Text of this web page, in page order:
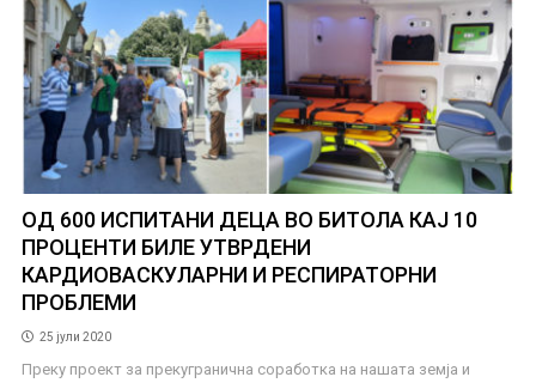
ОД 600 ИСПИТАНИ ДЕЦА ВО БИТОЛА КАЈ 10
ПРОЦЕНТИ БИЛЕ УТВРДЕНИ
КАРДИОВАСКУЛАРНИ И РЕСПИРАТОРНИ
ПРОБЛЕМИ
25 јули 2020
Преку проект за прекугранична соработка на нашата земја и